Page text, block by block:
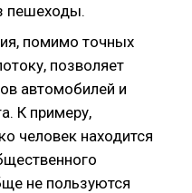
пешеходы.
помимо точных
позволяет
автомобилей и
К примеру,
человек находится
не пользуются